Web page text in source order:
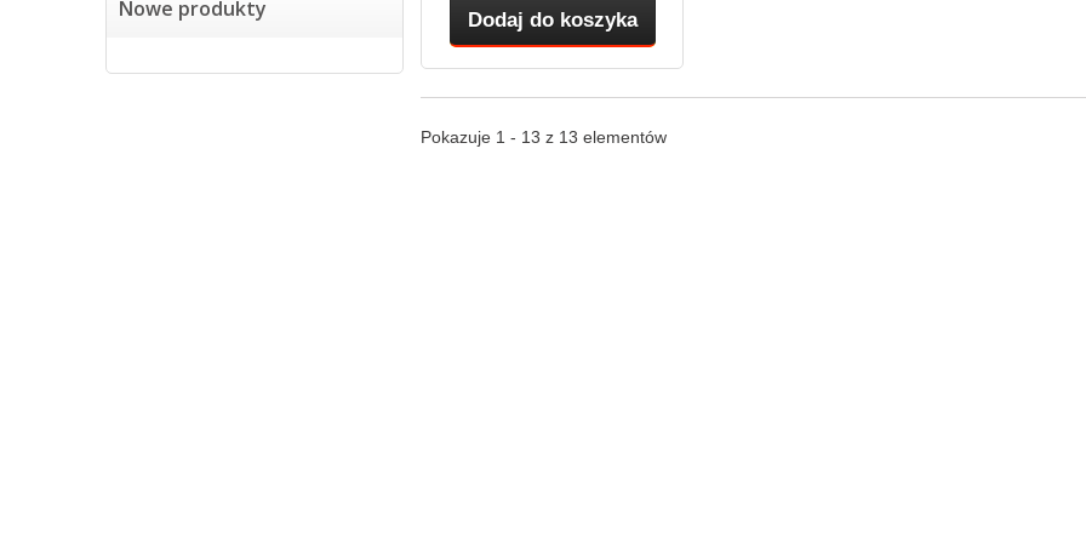
Nowe produkty Dodaj do koszyka
Pokazuje 1 - 13 z 13 elementów